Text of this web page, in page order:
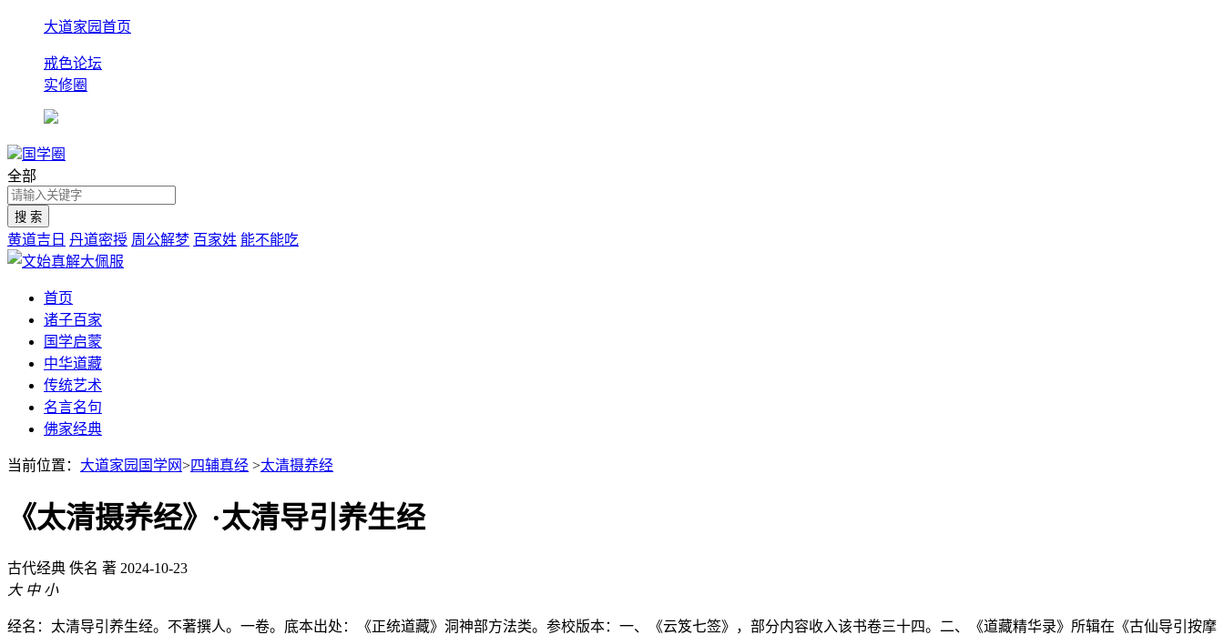
大道家园首页
戒色论坛
实修圈
国学圈
全部
黄道吉日 丹道密授 周公解梦 百家姓 能不能吃
首页
诸子百家
国学启蒙
中华道藏
传统艺术
名言名句
佛家经典
当前位置： 大道家园国学网>四辅真经 >太清摄养经
《太清摄养经》·太清导引养生经
古代经典 佚名 著 2024-10-23
大 中 小
经名：太清导引养生经。不著撰人。一卷。底本出处：《正统道藏》洞神部方法类。参校版本：一、《云笈七签》，部分内容收入该书卷三十四。二、《道藏精华录》所辑在《古仙导引按摩